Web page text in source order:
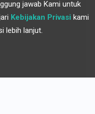
jawab Kami untuk
Kebijakan Privasi kami
lebih lanjut.